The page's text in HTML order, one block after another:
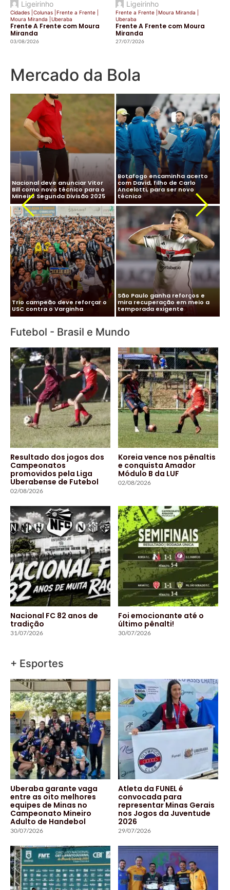
Ligeirinho
Cidades Colunas Frente a Frente
Moura Miranda
Uberaba
Frente A Frente com Moura
Miranda
03/08/2026
Ligeirinho
Frente a Frente Moura Miranda
Uberaba
Frente A Frente com Moura
Miranda
27/07/2026
Mercado da Bola
CBF desiste de Ancelotti:
salário milionário na Arábia e
impasse com Real Madrid
travam negociação
Ancelotti diz “sim” à Seleção
Brasileira e CBF finaliza
detalhes para oficializar
acordo
Cléber Xavier é o novo técnico
do Santos
Vitor Roque chega ao Brasil e
Palmeiras monta esquema
para evitar exposição
Futebol - Brasil e Mundo
Resultado dos jogos dos
Campeonatos
promovidos pela Liga
Uberabense de Futebol
02/08/2026
Koreia vence nos pênaltis
e conquista Amador
Módulo B da LUF
02/08/2026
Nacional FC 82 anos de
tradição
31/07/2026
Foi emocionante até o
último pênalti!
30/07/2026
+ Esportes
Uberaba garante vaga
entre as oito melhores
equipes de Minas no
Campeonato Mineiro
Adulto de Handebol
30/07/2026
Atleta da FUNEL é
convocada para
representar Minas Gerais
nos Jogos da Juventude
2026
29/07/2026